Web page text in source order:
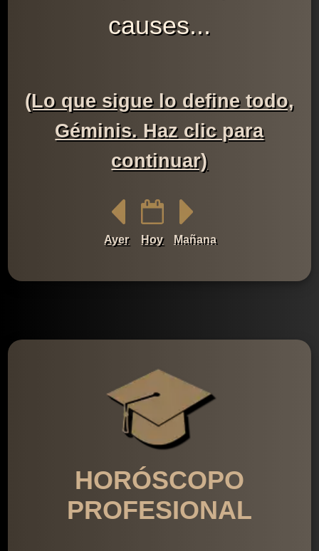
causes...
(Lo que sigue lo define todo,
Géminis. Haz clic para
continuar)
Ayer Hoy Mañana
HORÓSCOPO
PROFESIONAL